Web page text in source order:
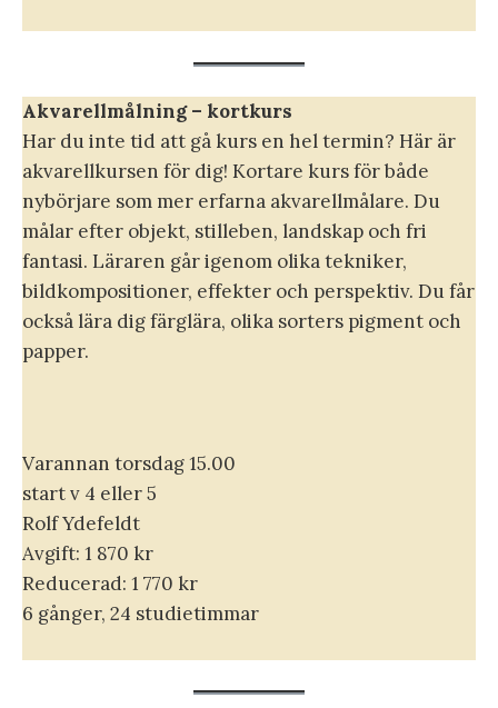
Akvarellmålning – kortkurs
Har du inte tid att gå kurs en hel termin? Här är
akvarellkursen för dig! Kortare kurs för både
nybörjare som mer erfarna akvarellmålare. Du
målar efter objekt, stilleben, landskap och fri
fantasi. Läraren går igenom olika tekniker,
bildkompositioner, effekter och perspektiv. Du får
också lära dig färglära, olika sorters pigment och
papper.
Varannan torsdag 15.00
start v 4 eller 5
Rolf Ydefeldt
Avgift: 1 870 kr
Reducerad: 1 770 kr
6 gånger, 24 studietimmar